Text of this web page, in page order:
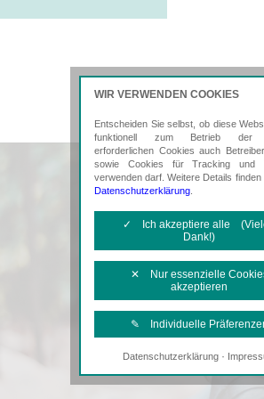
WIR VERWENDEN COOKIES
Entscheiden Sie selbst, ob diese
funktionell zum Betrieb der
erforderlichen Cookies auch
sowie Cookies für Tracking und
verwenden darf. Weitere Details finden
Datenschutzerklärung
✓ Ich akzeptiere alle
Dank!)
✕ Nur essenzielle
akzeptieren
✎ Individuelle
Notwendige Cookies
Diese Cookies sind
Datenschutzerklärung·